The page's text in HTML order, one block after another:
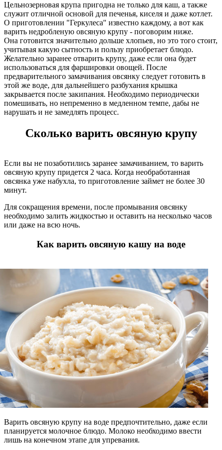
Цельнозерновая крупа пригодна не только для каш, а также
служит отличной основой для печенья, киселя и даже котлет.
О приготовлении "Геркулеса" известно каждому, а вот как
варить недробленую овсяную крупу - поговорим ниже.
Она готовится значительно дольше хлопьев, но это того стоит,
учитывая какую сытность и пользу приобретает блюдо.
Желательно заранее отварить крупу, даже если она будет
использоваться для фаршировки овощей. После
предварительного замачивания овсянку следует готовить в
этой же воде, для дальнейшего разбухания крышка
закрывается после закипания. Необходимо периодически
помешивать, но непременно в медленном темпе, дабы не
нарушать и не замедлять процесс.
Сколько варить овсяную крупу
Если вы не позаботились заранее замачиванием, то варить
овсяную крупу придется 2 часа. Когда необработанная
овсянка уже набухла, то приготовление займет не более 30
минут.
Для сокращения времени, после промывания овсянку
необходимо залить жидкостью и оставить на несколько часов
или даже на всю ночь.
Как варить овсяную кашу на воде
Варить овсяную крупу на воде предпочтительно, даже если
планируется молочное блюдо. Молоко необходимо ввести
лишь на конечном этапе для упревания.